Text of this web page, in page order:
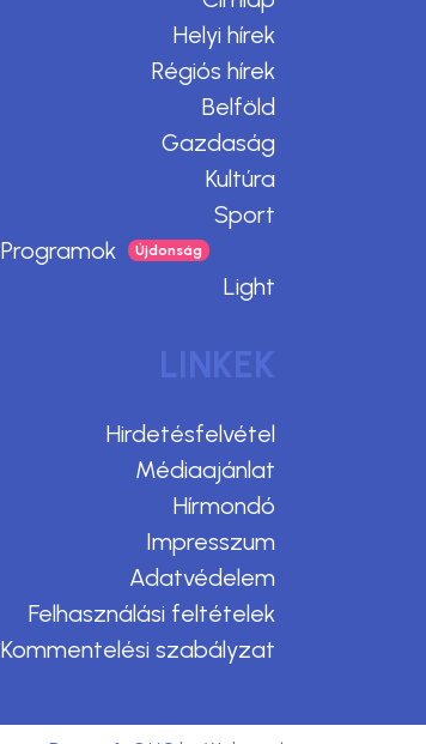
Helyi hírek
Régiós hírek
Belföld
Gazdaság
Kultúra
Sport
Programok
Light
LINKEK
Hirdetésfelvétel
Médiaajánlat
Hírmondó
Impresszum
Adatvédelem
Felhasználási feltételek
Kommentelési szabályzat